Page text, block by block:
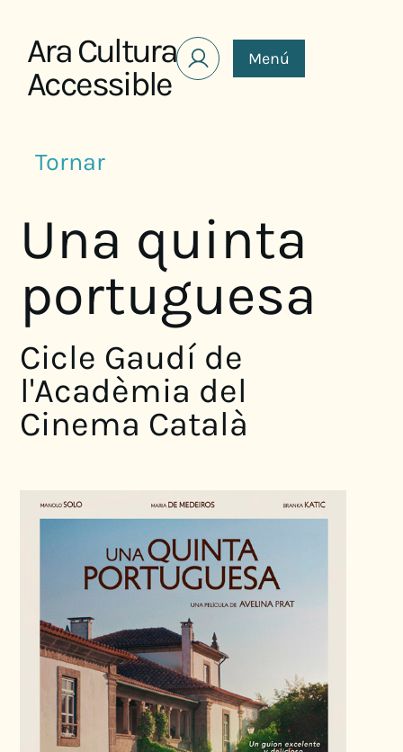
Ara Cultura
Accessible
Menú
Tornar
Una quinta
portuguesa
Cicle Gaudí de
l'Acadèmia del
Cinema Català